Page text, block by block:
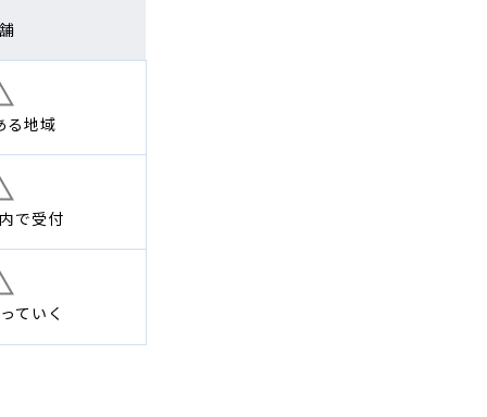
る地域
で受付
ていく